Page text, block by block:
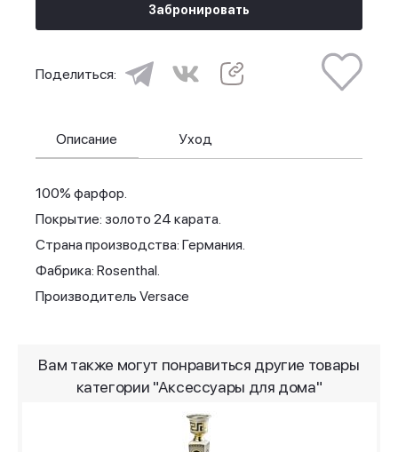
Забронировать
Поделиться:
Описание
100% фарфор.
Покрытие: золото 24 карата.
Страна производства: Германия.
Фабрика: Rosenthal.
Производитель Versace
Уход
Вам также могут понравиться другие товары
категории "Аксессуары для дома"